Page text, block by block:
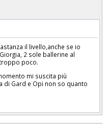
il livello,anche se io
2 sole ballerine al
poco.
mi suscita più
di Gard e Opi non so quanto